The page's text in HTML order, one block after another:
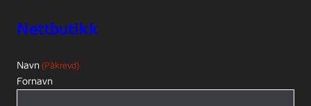
Nettbutikk
Navn (Påkrevd)
Fornavn